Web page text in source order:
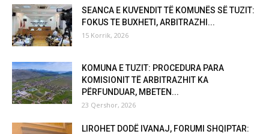
SEANCA E KUVENDIT TË KOMUNËS SË TUZIT:
FOKUS TE BUXHETI, ARBITRAZHI...
15 Korrik, 2026
KOMUNA E TUZIT: PROCEDURA PARA
KOMISIONIT TË ARBITRAZHIT KA
PËRFUNDUAR, MBETEN...
23 Qershor, 2026
LIROHET DODË IVANAJ, FORUMI SHQIPTAR: